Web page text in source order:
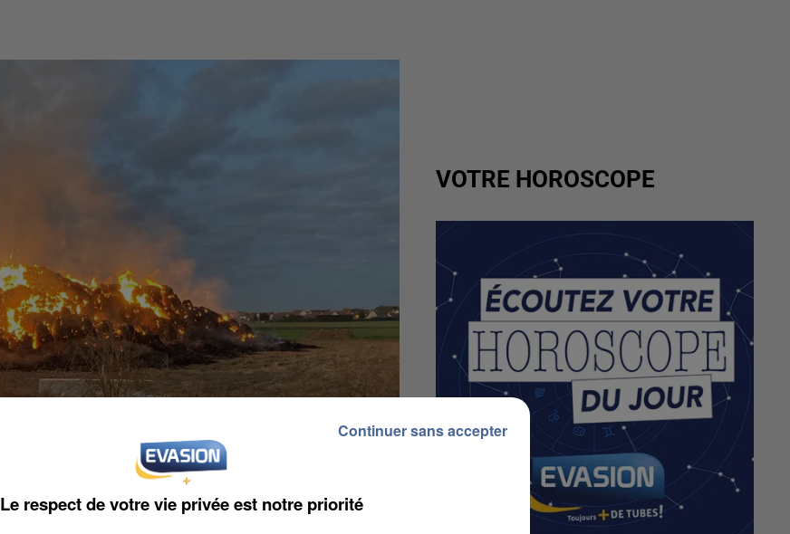
VOTRE HOROSCOPE
Le respect de votre vie privée est notre priorité
Continuer sans accepter